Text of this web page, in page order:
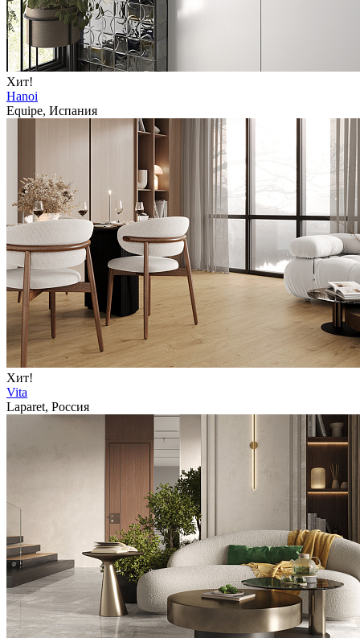
Хит!
Hanoi
Equipe, Испания
Хит!
Vita
Laparet, Россия